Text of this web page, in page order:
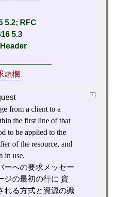
5.2; RFC
5.3
頭欄
[7]
from a client to a
the first line of that
to be applied to the
of the resource, and
in use.
ーへの要求メッセー
ジの最初の行に 資
れる方式と資源の識